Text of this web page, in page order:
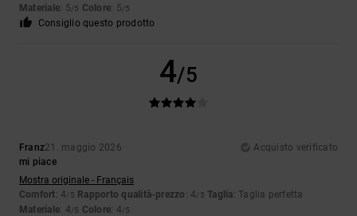
Materiale: 5/5 Colore: 5/5
Consiglio questo prodotto
4/5
Franz21. maggio 2026
Acquisto verificato
mi piace
Mostra originale - Français
Comfort: 4/5 Rapporto qualità-prezzo : 4/5 Taglia: Taglia perfetta
Materiale: 4/5 Colore: 4/5